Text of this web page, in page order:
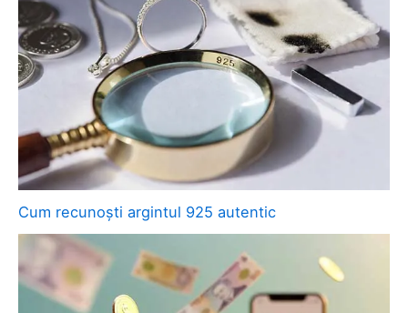
Cum recunoști argintul 925 autentic